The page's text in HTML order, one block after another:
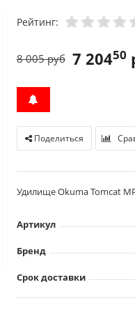
Рейтинг:
7 20450
8 005 руб
Поделиться
Удилище Okuma Tomcat
Артикул
Бренд
Срок доставки